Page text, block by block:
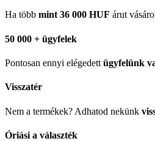
Ha több mint 36 000 HUF árut
50 000 + ügyfelek
Pontosan ennyi elégedett ügyfelünk
Visszatér
Nem a termékek? Adhatod nekünk
Óriási a választék